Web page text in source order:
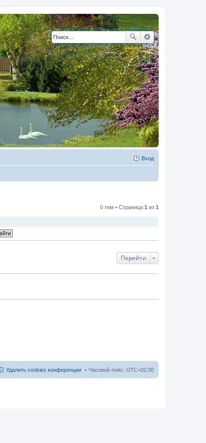
Вход
0 тем • Страница 1 из 1
Перейти
Часовой пояс: UTC+02:00
Удалить cookies конференции